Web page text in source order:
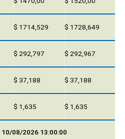
$ 1714,529 $ 1728,649
$ 292,797 $ 292,967
$ 37,188 $ 37,188
$ 1,635 $ 1,635
08/2026 13:00:00